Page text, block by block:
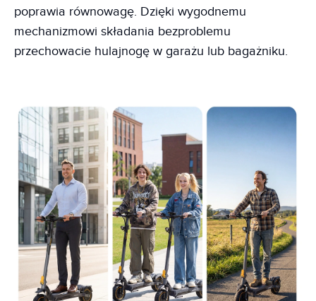
poprawia równowagę. Dzięki wygodnemu
mechanizmowi składania bezproblemu
przechowacie hulajnogę w garażu lub bagażniku.